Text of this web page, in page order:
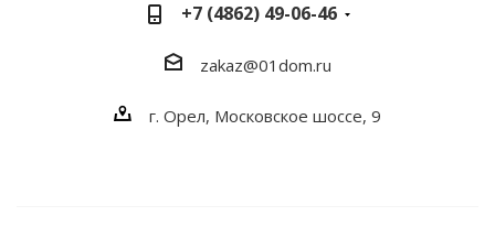
+7 (4862) 49-06-46
zakaz@01dom.ru
г. Орел, Московское шоссе, 9